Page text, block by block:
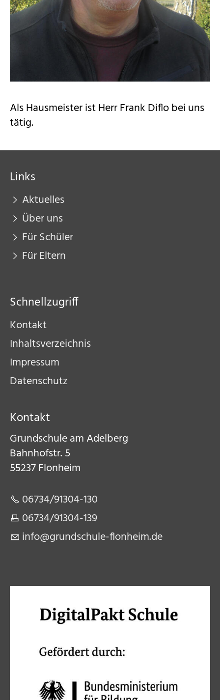
Als Hausmeister ist Herr Frank Diflo bei uns
tätig.
Links
Aktuelles
Über uns
Für Schüler
Für Eltern
Schnellzugriff
Kontakt
Inhaltsverzeichnis
Impressum
Datenschutz
Kontakt
Grundschule am Adelberg​
Bahnhofstr. 5​
55237 Flonheim​
06734/91304-130​
06734/91304-139​
nf
gr ndsch l -fl nh md